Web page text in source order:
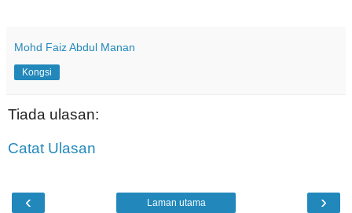
Mohd Faiz Abdul Manan
Kongsi
Tiada ulasan:
Catat Ulasan
‹ ›
Laman utama